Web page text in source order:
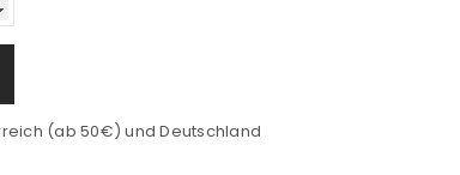
(ab 50€) und Deutschland